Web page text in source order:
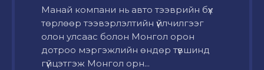
Mанай компани нь авто тээврийн бүх
төрлөөр тээвэрлэлтийн үйлчилгээг
олон улсаас болон Монгол орон
дотроо мэргэжлийн өндөр түвшинд
гүйцэтгэж Монгол орн...